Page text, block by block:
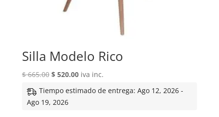
Silla Modelo Rico
$665.00 El
original
era:
$520.00Eliva inc.
Tiempo estimado de entrega: Ago 12, 2026 -
Ago 19, 2026